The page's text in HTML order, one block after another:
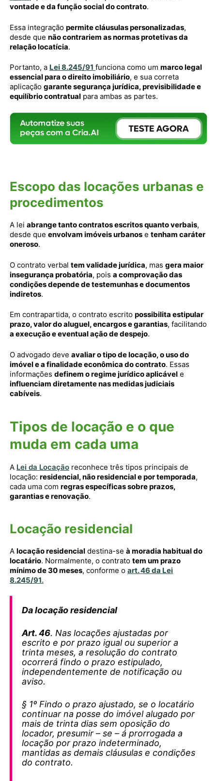
vontade e da função social do contrato.
Essa integração permite cláusulas personalizadas,
desde que não contrariem as normas protetivas da
relação locatícia.
Portanto, a Lei 8.245/91 funciona como um marco legal
essencial para o direito imobiliário, e sua correta
aplicação garante segurança jurídica, previsibilidade e
equilíbrio contratual para ambas as partes.
Escopo das locações urbanas e
procedimentos
A lei abrange tanto contratos escritos quanto verbais,
desde que envolvam imóveis urbanos e tenham caráter
oneroso.
O contrato verbal tem validade jurídica, mas gera maior
insegurança probatória, pois a comprovação das
condições depende de testemunhas e documentos
indiretos.
Em contrapartida, o contrato escrito possibilita estipular
prazo, valor do aluguel, encargos e garantias, facilitando
a execução e eventual ação de despejo.
O advogado deve avaliar o tipo de locação, o uso do
imóvel e a finalidade econômica do contrato. Essas
informações definem o regime jurídico aplicável e
influenciam diretamente nas medidas judiciais
cabíveis.
Tipos de locação e o que
muda em cada uma
A Lei da Locação reconhece três tipos principais de
locação: residencial, não residencial e por temporada,
cada uma com regras específicas sobre prazos,
garantias e renovação.
Locação residencial
A locação residencial destina-se à moradia habitual do
locatário. Normalmente, o contrato tem um prazo
mínimo de 30 meses, conforme o art. 46 da Lei
8.245/91.
Da locação residencial
Art. 46. Nas locações ajustadas por
escrito e por prazo igual ou superior a
trinta meses, a resolução do contrato
ocorrerá findo o prazo estipulado,
independentemente de notificação ou
aviso.
§ 1º Findo o prazo ajustado, se o locatário
continuar na posse do imóvel alugado por
mais de trinta dias sem oposição do
locador, presumir – se – á prorrogada a
locação por prazo indeterminado,
mantidas as demais cláusulas e condições
do contrato.